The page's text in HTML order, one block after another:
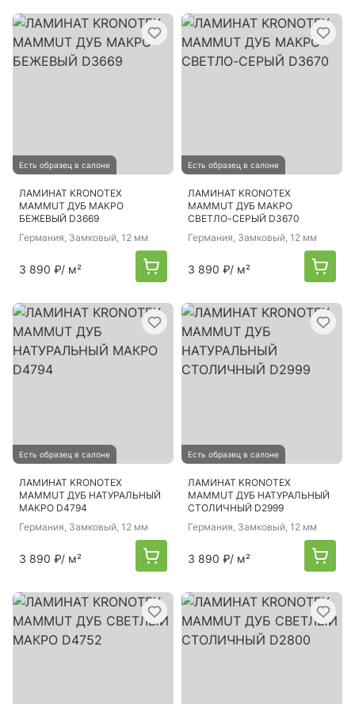
Есть образец в салоне
ЛАМИНАТ KRONOTEX
MAMMUT ДУБ МАКРО
БЕЖЕВЫЙ D3669
Германия, Замковый, 12 мм
3 890 ₽/ м²
Есть образец в салоне
ЛАМИНАТ KRONOTEX
MAMMUT ДУБ МАКРО
СВЕТЛО-СЕРЫЙ D3670
Германия, Замковый, 12 мм
3 890 ₽/ м²
Есть образец в салоне
ЛАМИНАТ KRONOTEX
MAMMUT ДУБ НАТУРАЛЬНЫЙ
МАКРО D4794
Германия, Замковый, 12 мм
3 890 ₽/ м²
Есть образец в салоне
ЛАМИНАТ KRONOTEX
MAMMUT ДУБ НАТУРАЛЬНЫЙ
СТОЛИЧНЫЙ D2999
Германия, Замковый, 12 мм
3 890 ₽/ м²